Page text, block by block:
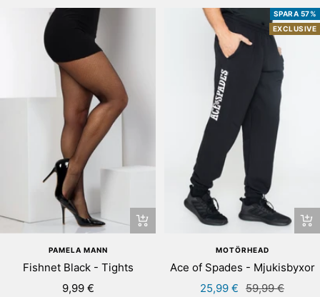
+
PAMELA MANN
Fishnet Black - Tights
Rea-
9,99 €
SPARA 57%
EXCLUSIVE
MOTÖRHEAD
Ace of Spades - Mjukisbyxor
Rea-
25,99 € Pris
59,99 €